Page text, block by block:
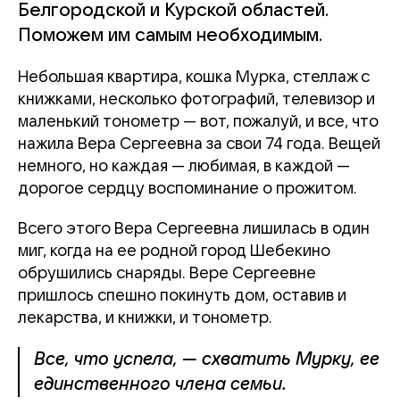
Белгородской и Курской областей.
Поможем им самым необходимым.
Небольшая квартира, кошка Мурка, стеллаж с
книжками, несколько фотографий, телевизор и
маленький тонометр — вот, пожалуй, и все, что
нажила Вера Сергеевна за свои 74 года. Вещей
немного, но каждая — любимая, в каждой —
дорогое сердцу воспоминание о прожитом.
Всего этого Вера Сергеевна лишилась в один
миг, когда на ее родной город Шебекино
обрушились снаряды. Вере Сергеевне
пришлось спешно покинуть дом, оставив и
лекарства, и книжки, и тонометр.
Все, что успела, — схватить Мурку, ее
единственного члена семьи.